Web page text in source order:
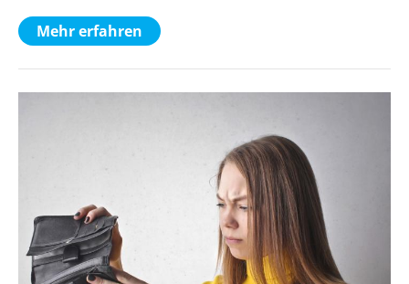
Mehr erfahren